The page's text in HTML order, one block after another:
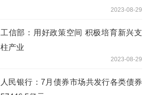
2023-08-29
工信部：用好政策空间 积极培育新兴支
柱产业
2023-08-29
人民银行：7月债券市场共发行各类债券